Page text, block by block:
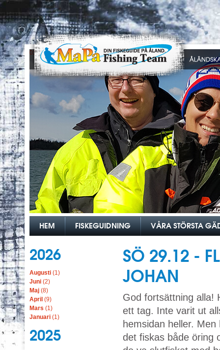
01234
HEM FISKEGUIDNING VÅRA STÖRSTA
2026
Augusti (1)
Juni (2)
Maj (8)
April (9)
Mars (1)
Januari (1)
2025
SÖ 29.12 -
JOHAN
God fortsättning alla!
ett tag. Inte varit ut
hemsidan heller.
det fiskas både öring